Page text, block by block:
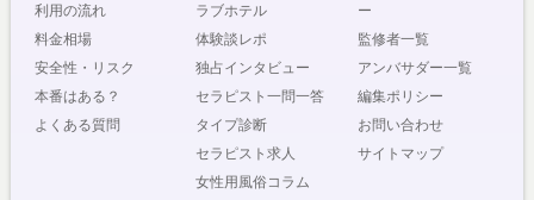
利用の流れ
料金相場
安全性・リスク
本番はある？
よくある質問
ラブホテル
体験談レポ
独占インタビュー
セラピスト一問一答
タイプ診断
セラピスト求人
女性用風俗コラム
ー
監修者一覧
アンバサダー一覧
編集ポリシー
お問い合わせ
サイトマップ